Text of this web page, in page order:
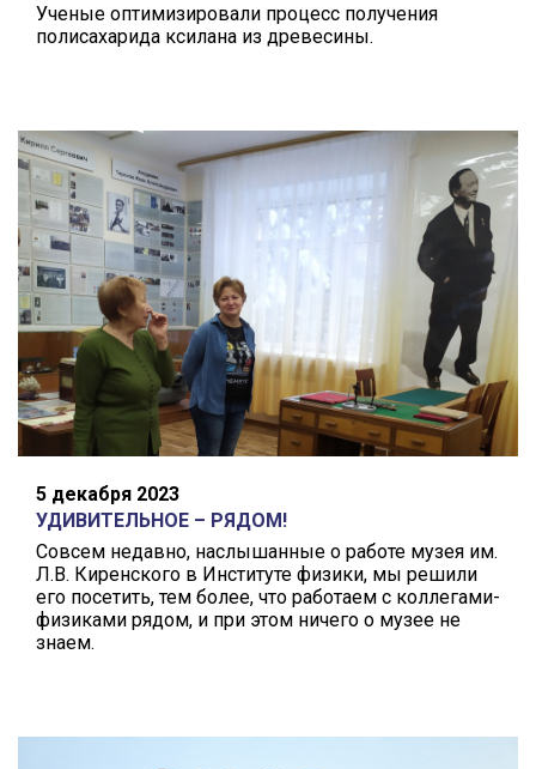
Ученые оптимизировали процесс получения
полисахарида ксилана из древесины.
5 декабря 2023
УДИВИТЕЛЬНОЕ – РЯДОМ!
Совсем недавно, наслышанные о работе музея им.
Л.В. Киренского в Институте физики, мы решили
его посетить, тем более, что работаем с коллегами-
физиками рядом, и при этом ничего о музее не
знаем.